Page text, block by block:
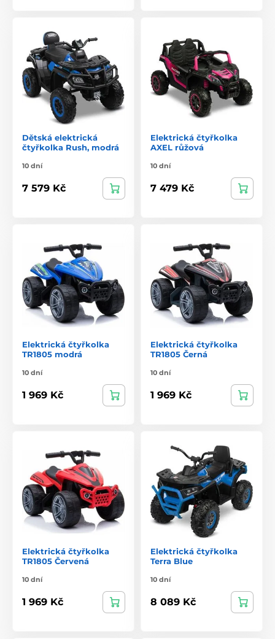
Dětská elektrická
čtyřkolka Rush, modrá
10 dní
7 579 Kč
Elektrická čtyřkolka
AXEL růžová
10 dní
7 479 Kč
Elektrická čtyřkolka
TR1805 modrá
10 dní
1 969 Kč
Elektrická čtyřkolka
TR1805 Černá
10 dní
1 969 Kč
Elektrická čtyřkolka
TR1805 Červená
10 dní
1 969 Kč
Elektrická čtyřkolka
Terra Blue
10 dní
8 089 Kč